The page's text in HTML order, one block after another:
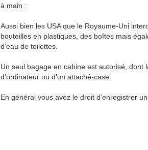
à main :
Aussi bien les USA que le Royaume-Uni
bouteilles en plastiques, des boîtes mais
d’eau de toilettes.
Un seul bagage en cabine est autorisé, dont
d’ordinateur ou d’un attaché-case.
En général vous avez le droit d’enregistrer